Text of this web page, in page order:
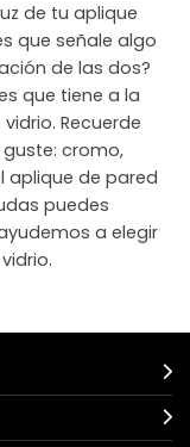
de tu aplique
que señale algo
de las dos?
que tiene a la
Recuerde
cromo,
aplique de pared
puedes
a elegir